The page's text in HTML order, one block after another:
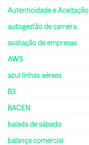
Autenticidade e Aceitação
autogestão de carreira
avaliação de empresas
AWS
azul linhas aéreas
B3
BACEN
balada de sábado
balança comercial